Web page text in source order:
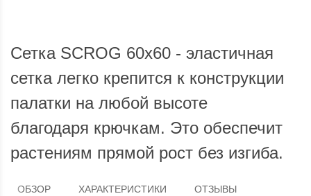
Сетка SCROG 60x60 - эластичная
сетка легко крепится к конструкции
палатки на любой высоте
благодаря крючкам. Это обеспечит
растениям прямой рост без изгиба.
ОБЗОР ХАРАКТЕРИСТИКИ ОТЗЫВЫ